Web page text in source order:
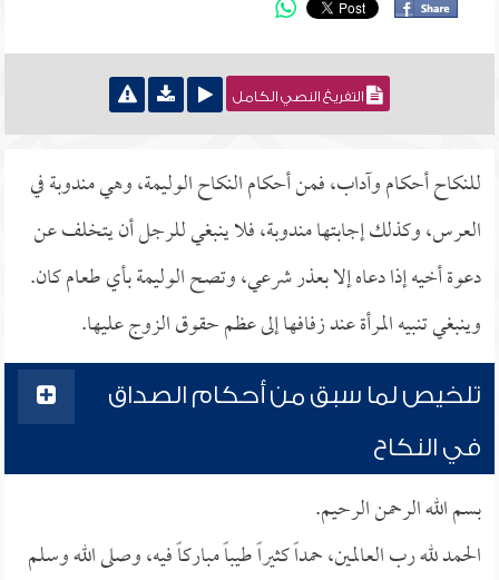
التفريغ النصي الكامل
للنكاح أحكام وآداب، فمن أحكام النكاح الوليمة، وهي مندوبة في
العرس، وكذلك إجابتها مندوبة، فلا ينبغي للرجل أن يتخلف عن
دعوة أخيه إذا دعاه إلا بعذر شرعي، وتصح الوليمة بأي طعام كان.
وينبغي تنبيه المرأة عند زفافها إلى عظم حقوق الزوج عليها.
تلخيص لما سبق من أحكام الصداق
في النكاح
بسم الله الرحمن الرحيم.
الحمد لله رب العالمين، حمداً كثيراً طيباً مباركاً فيه، وصلى الله وسلم